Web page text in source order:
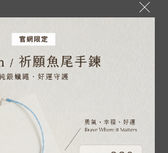
NT$800